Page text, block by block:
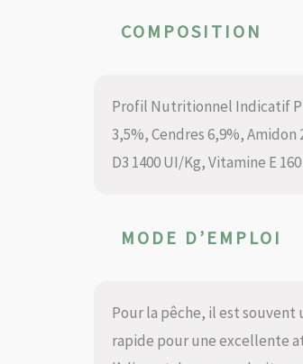
COMPOSITION
Profil Nutritionnel Indicatif
3,5%, Cendres 6,9%,
D3 1400 UI/Kg, Vitamine E
MODE D’EMPLOI
Pour la pêche, il est
rapide pour une excellente